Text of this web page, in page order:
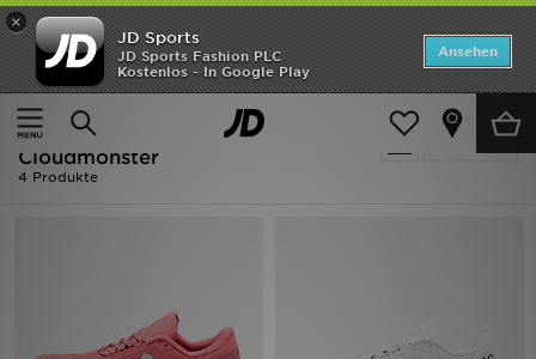
×
JD Sports
JD Sports Fashion PLC
Kostenlos - In Google Play
Ansehen
Startseite
Running - On Running Cloudmonster
verfeinern
Running - On Running
Cloudmonster
4 Produkte
Startseite
ANGEBOTE
Marken